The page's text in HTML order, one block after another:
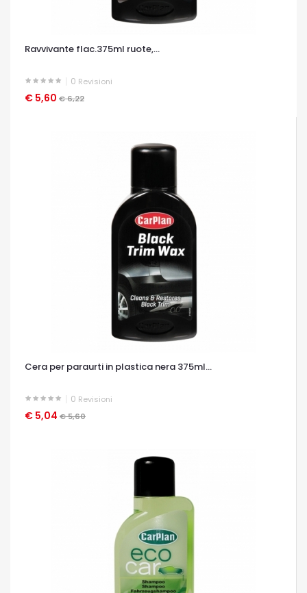
Ravvivante flac.375ml ruote,...
0 Revisioni
€ 5,60 € 6,22
OCCHIATA VELOCE
Cera per paraurti in plastica nera 375ml...
0 Revisioni
€ 5,04 € 5,60
OCCHIATA VELOCE